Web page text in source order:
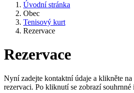
Úvodní stránka
Obec
Tenisový kurt
Rezervace
Rezervace
Nyní zadejte kontaktní údaje a klikněte
rezervaci. Po kliknutí se zobrazí souhrnné